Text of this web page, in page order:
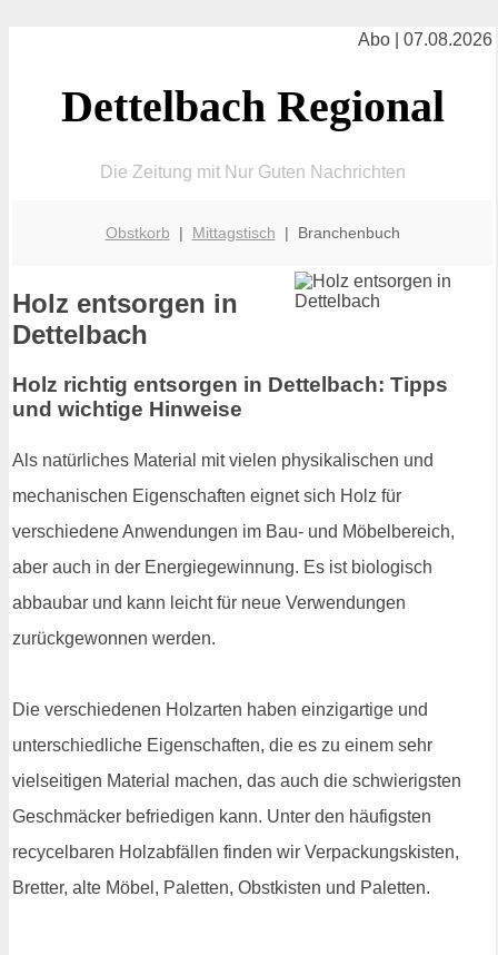
Abo | 07.08.2026
Dettelbach Regional
Die Zeitung mit Nur Guten Nachrichten
Obstkorb | Mittagstisch | Branchenbuch
Holz entsorgen in
Dettelbach
Holz richtig entsorgen in Dettelbach: Tipps
und wichtige Hinweise
Als natürliches Material mit vielen physikalischen und
mechanischen Eigenschaften eignet sich Holz für
verschiedene Anwendungen im Bau- und Möbelbereich,
aber auch in der Energiegewinnung. Es ist biologisch
abbaubar und kann leicht für neue Verwendungen
zurückgewonnen werden.
Die verschiedenen Holzarten haben einzigartige und
unterschiedliche Eigenschaften, die es zu einem sehr
vielseitigen Material machen, das auch die schwierigsten
Geschmäcker befriedigen kann. Unter den häufigsten
recycelbaren Holzabfällen finden wir Verpackungskisten,
Bretter, alte Möbel, Paletten, Obstkisten und Paletten.